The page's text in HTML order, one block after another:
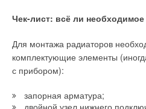
Чек-лист: всё ли
Для монтажа радиаторов
комплектующие элементы
с прибором):
запорная арматура;
теплоотдачу.